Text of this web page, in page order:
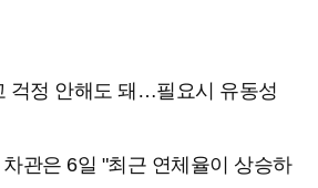
걱정 안해도 돼…필요시 유동성
관은 6일 "최근 연체율이 상승하